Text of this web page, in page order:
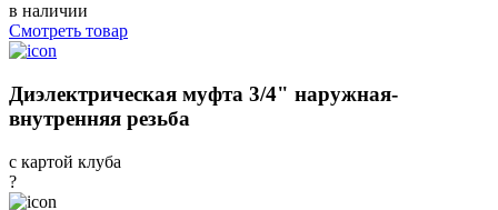
в наличии
Смотреть товар
Диэлектрическая муфта 3/4" наружная-
внутренняя резьба
с картой клуба
?